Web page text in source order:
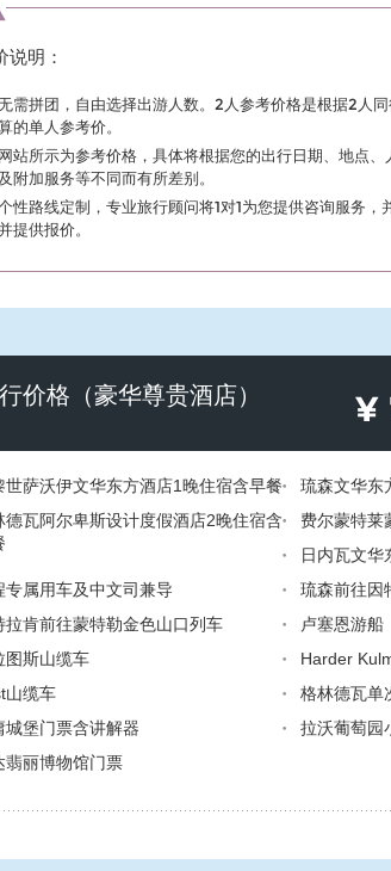
说明：
需拼团，自由选择出游人数。2人参考价格是根据2人
的单人参考价。
网站所示为参考价格，具体将根据您的出行日期、地点
及附加服务等不同而有所差别。
性路线定制，专业旅行顾问将1对1为您提供咨询服务，
提供报价。
价格（豪华尊贵酒店） ¥
世萨沃伊文华东方酒店1晚住宿含早餐
琉森文华东
德瓦阿尔卑斯设计度假酒店2晚住宿含
费尔蒙特莱
日内瓦文华
专属用车及中文司兼导
琉森前往因
拉肯前往蒙特勒金色山口列车
卢塞恩游船
图斯山缆车
Harder
山缆车
格林德瓦单
城堡门票含讲解器
拉沃葡萄园
翡丽博物馆门票